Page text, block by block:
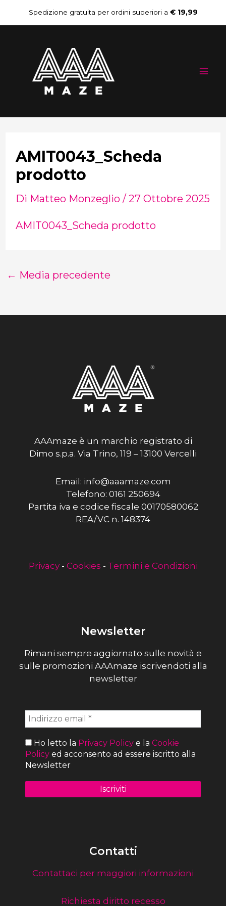
al
contenuto
Spedizione gratuita per ordini superiori a € 19,99
AMIT0043_Scheda
prodotto
Di Matteo Monzeglio / 27 Ottobre 2025
AMIT0043_Scheda prodotto
Navigazione
articoli
← Media precedente
AAAmaze è un marchio registrato di
Dimo s.p.a. Via Trino, 119 – 13100 Vercelli
Email: info@aaamaze.com
Telefono: 0161 250694
Partita iva e codice fiscale 00170580062
REA/VC n. 148374
Privacy- Cookies - Termini e Condizioni
Newsletter
Rimani sempre aggiornato sulle novità e
sulle promozioni AAAmaze iscrivendoti alla
newsletter
Ho letto la Privacy Policy e la Cookie
Policy ed acconsento ad essere iscritto alla
Newsletter
Contatti
Contattaci per maggiori informazioni
Richiesta diritto recesso